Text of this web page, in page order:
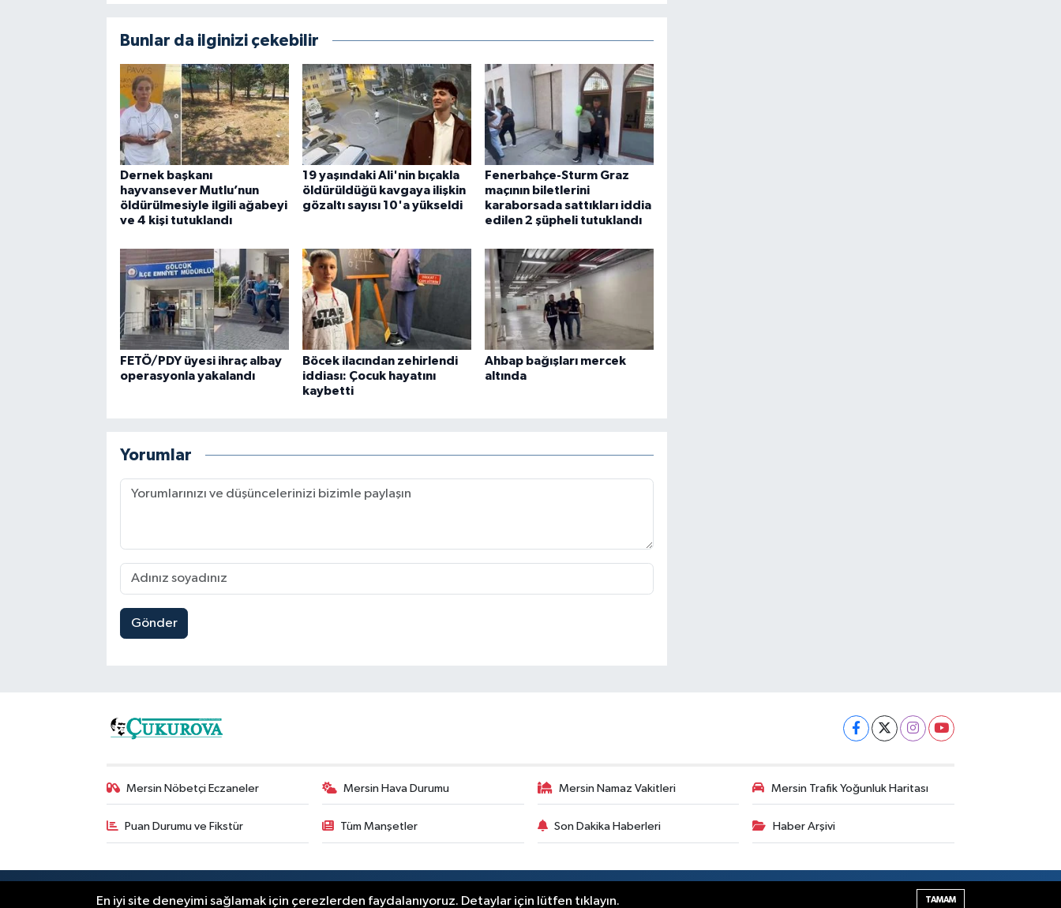
Bunlar da ilginizi çekebilir
Dernek başkanı
hayvansever Mutlu’nun
öldürülmesiyle ilgili ağabeyi
ve 4 kişi tutuklandı
19 yaşındaki Ali'nin bıçakla
öldürüldüğü kavgaya ilişkin
gözaltı sayısı 10'a yükseldi
Fenerbahçe-Sturm Graz
maçının biletlerini
karaborsada sattıkları iddia
edilen 2 şüpheli tutuklandı
FETÖ/PDY üyesi ihraç albay
operasyonla yakalandı
Böcek ilacından zehirlendi
iddiası: Çocuk hayatını
kaybetti
Ahbap bağışları mercek
altında
Yorumlar
Gönder
Mersin Nöbetçi Eczaneler Mersin Hava Durumu Mersin Namaz Vakitleri Mersin Trafik Yoğunluk Haritası
Puan Durumu ve Fikstür Tüm Manşetler Son Dakika Haberleri Haber Arşivi
RSS Copyright © 2025. Her hakkı saklıdır. TE Bilişim
En iyi site deneyimi sağlamak için çerezlerden faydalanıyoruz. Detaylar için lütfen tıklayın. TAMAM